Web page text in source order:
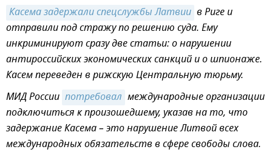
Касема задержали спецслужбы Латвии в Риге и
отправили под стражу по решению суда. Ему
инкриминируют сразу две статьи: о нарушении
антироссийских экономических санкций и о шпионаже.
Касем переведен в рижскую Центральную тюрьму.
МИД России потребовал международные организации
подключиться к произошедшему, указав на то, что
задержание Касема – это нарушение Литвой всех
международных обязательств в сфере свободы слова.